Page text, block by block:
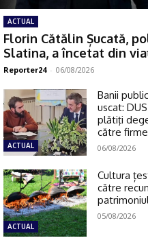
ACTUAL
Florin Cătălin Șucată,
Slatina, a încetat din
Reporter24 - 06/08/2026
ACTUAL
Banii
uscat:
plătiţi
către
06/08/2026
ACTUAL
Cultura
către
05/08/2026